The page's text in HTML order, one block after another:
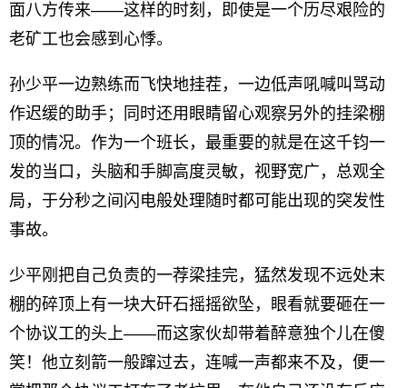
面八方传来——这样的时刻，即使是一个历尽艰险的
老矿工也会感到心悸。
孙少平一边熟练而飞快地挂茬，一边低声吼喊叫骂动
作迟缓的助手；同时还用眼睛留心观察另外的挂梁棚
顶的情况。作为一个班长，最重要的就是在这千钧一
发的当口，头脑和手脚高度灵敏，视野宽广，总观全
局，于分秒之间闪电般处理随时都可能出现的突发性
事故。
少平刚把自己负责的一荐梁挂完，猛然发现不远处末
棚的碎顶上有一块大矸石摇摇欲坠，眼看就要砸在一
个协议工的头上——而这家伙却带着醉意独个儿在傻
笑！他立刻箭一般蹿过去，连喊一声都来不及，便一